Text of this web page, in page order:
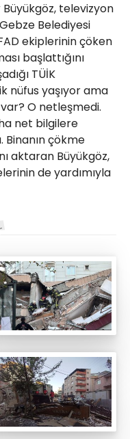
Büyükgöz, televizyon
Belediyesi
ekiplerinin çöken
başlattığını
TÜİK
nüfus yaşıyor ama
O netleşmedi.
net bilgilere
Binanın çökme
aktaran Büyükgöz,
de yardımıyla